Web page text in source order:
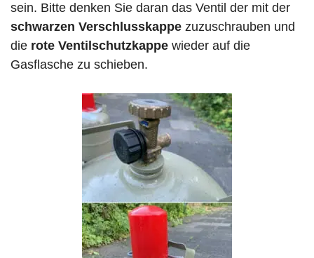
sein. Bitte denken Sie daran das Ventil der mit der
schwarzen Verschlusskappe zuzuschrauben und
die rote Ventilschutzkappe wieder auf die
Gasflasche zu schieben.